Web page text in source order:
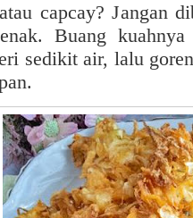
capcay? Jangan
Buang
sedikit air, lalu